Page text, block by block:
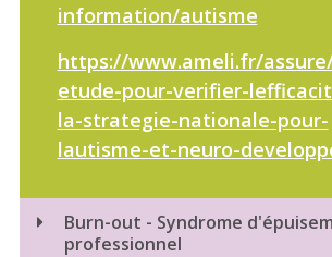
information/autisme
https://www.ameli.fr/
etude-pour-verifier-
la-strategie-nationale-pour-
lautisme-et-neuro-
Burn-out - Syndrome
professionnel